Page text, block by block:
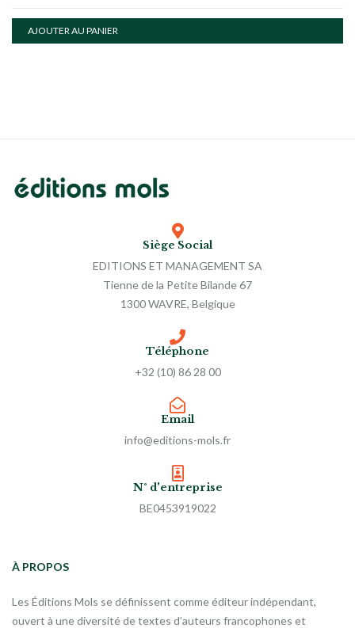
AJOUTER AU PANIER
Siège Social
EDITIONS ET MANAGEMENT SA
Tienne de la Petite Bilande 67
1300 WAVRE, Belgique
Téléphone
+32 (10) 86 28 00
Email
info@editions-mols.fr
N° d'entreprise
BE0453919022
À PROPOS
Les Éditions Mols se définissent comme éditeur indépendant,
ouvert à une diversité de textes d’auteurs francophones et